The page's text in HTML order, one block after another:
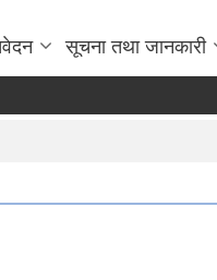
सूचना तथा जानकारी